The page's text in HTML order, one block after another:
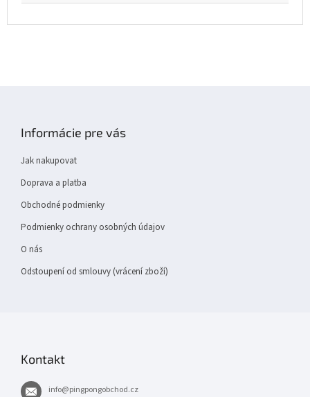
Informácie pre vás
Jak nakupovat
Doprava a platba
Obchodné podmienky
Podmienky ochrany osobných údajov
O nás
Odstoupení od smlouvy (vrácení zboží)
Kontakt
info@pingpongobchod.cz